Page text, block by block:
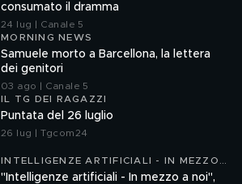
consumato il dramma
24 lug | Canale 5
MORNING NEWS
Samuele morto a Barcellona, la lettera
dei genitori
03 ago | Canale 5
IL TG DEI RAGAZZI
Puntata del 26 luglio
26 lug | Tgcom24
INTELLIGENZE ARTIFICIALI - IN MEZZO
A NOI
"Intelligenze artificiali - In mezzo a noi",